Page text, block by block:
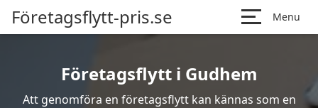
Företagsflytt-pris.se Menu
Företagsflytt i Gudhem
Att genomföra en företagsflytt kan kännas som en